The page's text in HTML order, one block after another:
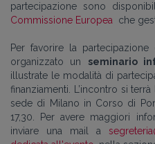
partecipazione sono
Commissione Europea
che
Per favorire la
organizzato un
seminario
illustrate le modalità di
finanziamenti. L’incontro si terrà
sede di Milano in Corso di
17,30. Per avere maggiori
inviare una mail a